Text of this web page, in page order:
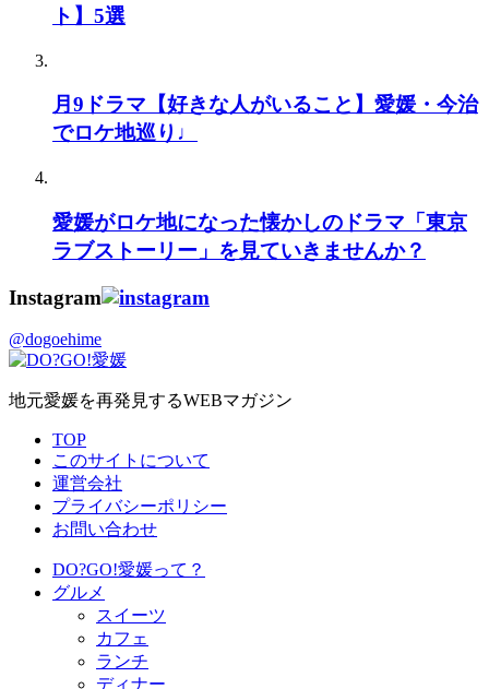
ト】5選
月9ドラマ【好きな人がいること】愛媛・今治
でロケ地巡り♩
愛媛がロケ地になった懐かしのドラマ「東京
ラブストーリー」を見ていきませんか？
Instagram
@dogoehime
地元愛媛を再発見するWEBマガジン
TOP
このサイトについて
運営会社
プライバシーポリシー
お問い合わせ
DO?GO!愛媛って？
グルメ
スイーツ
カフェ
ランチ
ディナー